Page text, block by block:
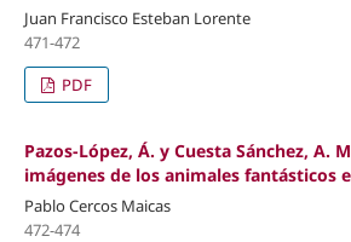
Juan Francisco Esteban Lorente
471-472
PDF
Pazos-López, Á. y Cuesta Sánchez, A.
imágenes de los animales fantásticos
Pablo Cercos Maicas
472-474